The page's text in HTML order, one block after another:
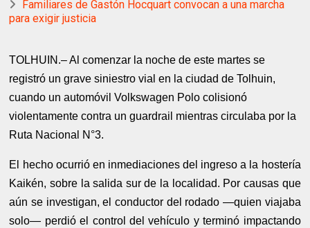
Familiares de Gastón Hocquart convocan a una marcha
para exigir justicia
TOLHUIN.– Al comenzar la noche de este martes se
registró un grave siniestro vial en la ciudad de Tolhuin,
cuando un automóvil Volkswagen Polo colisionó
violentamente contra un guardrail mientras circulaba por la
Ruta Nacional N°3.
El hecho ocurrió en inmediaciones del ingreso a la hostería
Kaikén, sobre la salida sur de la localidad. Por causas que
aún se investigan, el conductor del rodado —quien viajaba
solo— perdió el control del vehículo y terminó impactando